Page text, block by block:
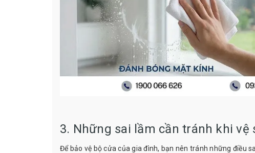
3. Những sai lầm cần tránh khi vệ
Để bảo vệ bộ cửa của gia đình, bạn nên tránh những điều